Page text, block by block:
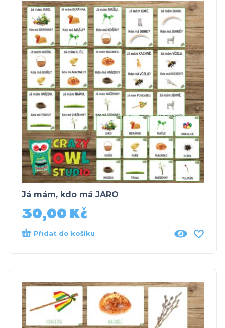
Já mám, kdo má JARO
30,00 Kč
Přidat do košíku